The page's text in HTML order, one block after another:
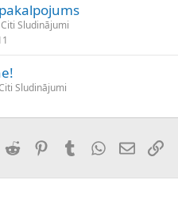
Sludinājumi
Sludinājumi
LinkedInReddit PinterestTumblrWhatsApp
E-pasts